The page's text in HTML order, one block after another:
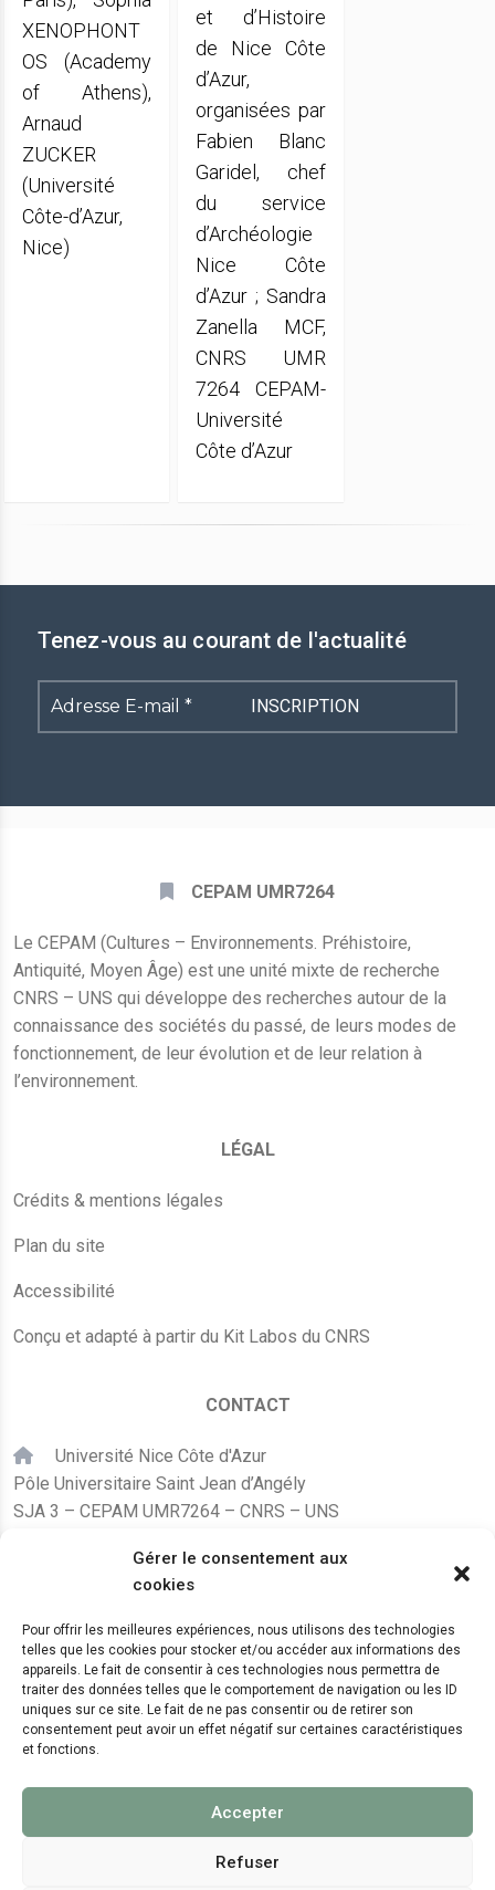
Gérer le consentement aux
cookies
Pour offrir les meilleures expériences, nous utilisons des technologies
telles que les cookies pour stocker et/ou accéder aux informations des
appareils. Le fait de consentir à ces technologies nous permettra de
traiter des données telles que le comportement de navigation ou les ID
uniques sur ce site. Le fait de ne pas consentir ou de retirer son
consentement peut avoir un effet négatif sur certaines caractéristiques
et fonctions.
Accepter
Refuser
XENOPHONT
OS (Academy
of Athens),
Arnaud
ZUCKER
(Université
Côte-d’Azur,
Nice)
et d’Histoire
de Nice Côte
d’Azur,
organisées par
Fabien Blanc
Garidel, chef
du service
d’Archéologie
Nice Côte
d’Azur ; Sandra
Zanella MCF,
CNRS UMR
7264 CEPAM-
Université
Côte d’Azur
Tenez-vous au courant de l'actualité
Adresse
E-
CEPAM UMR7264
Le CEPAM (Cultures – Environnements. Préhistoire,
Antiquité, Moyen Âge) est une unité mixte de recherche
CNRS – UNS qui développe des recherches autour de la
connaissance des sociétés du passé, de leurs modes de
fonctionnement, de leur évolution et de leur relation à
l’environnement.
LÉGAL
Crédits & mentions légales
Plan du site
Accessibilité
Conçu et adapté à partir du Kit Labos du CNRS
CONTACT
Université Nice Côte d'Azur
Pôle Universitaire Saint Jean d’Angély
SJA 3 – CEPAM UMR7264 – CNRS – UNS
+33 (0)4 89 15 24 08
LE CEPAM EST HÉBERGÉ PAR